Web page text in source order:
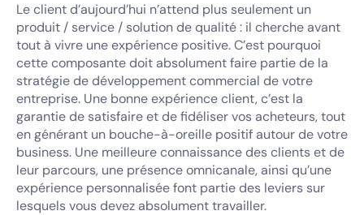
Le client d’aujourd’hui n’attend plus seulement un
produit / service / solution de qualité : il cherche avant
tout à vivre une expérience positive. C’est pourquoi
cette composante doit absolument faire partie de la
stratégie de développement commercial de votre
entreprise. Une bonne expérience client, c’est la
garantie de satisfaire et de fidéliser vos acheteurs, tout
en générant un bouche-à-oreille positif autour de votre
business. Une meilleure connaissance des clients et de
leur parcours, une présence omnicanale, ainsi qu’une
expérience personnalisée font partie des leviers sur
lesquels vous devez absolument travailler.